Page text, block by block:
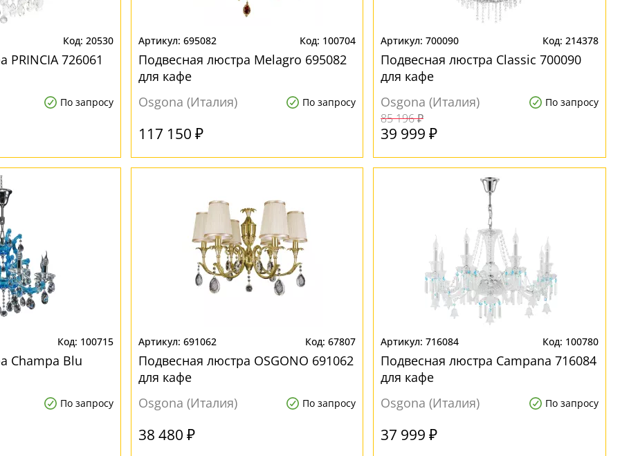
20530
PRINCIA 726061
По запросу
695082 100704
Подвесная люстра Melagro 695082
для кафе
Osgona (Италия)
По запросу
117 150 ₽
700090 214378
Подвесная люстра Classic 700090
для кафе
Osgona (Италия)
По запросу
85 196 ₽
39 999 ₽
100715
Champa Blu
По запросу
691062 67807
Подвесная люстра OSGONO 691062
для кафе
Osgona (Италия)
По запросу
38 480 ₽
716084 100780
Подвесная люстра Campana 716084
для кафе
Osgona (Италия)
По запросу
37 999 ₽